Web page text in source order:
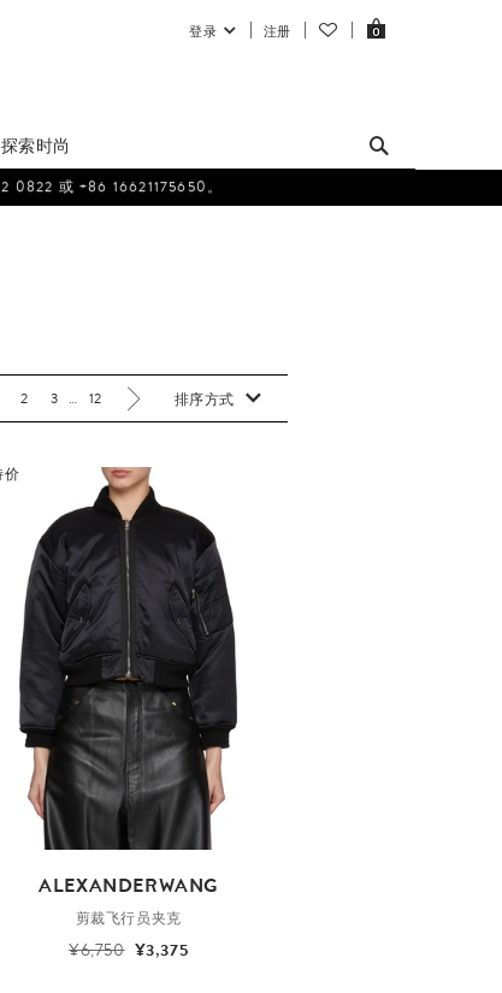
登录 注册 0
探索时尚
0822 或 +86 16621175650。
2 3 … 12 排序方式
价
ALEXANDERWANG
剪裁飞行员夹克
¥6,750 ¥3,375